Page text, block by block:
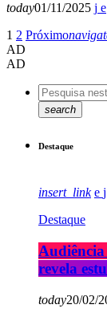
today01/11/2025
1 2 Próximo
AD
AD
search
Destaque
insert_link
Destaque
revela
today20/02/